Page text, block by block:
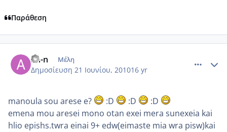
Παράθεση
an-n Μέλη
Δημοσίευση 21 Ιουνίου, 201016 yr
manoula sou arese e? :D :D
:D
emena mou aresei mono otan exei mera sunexeia kai
hlio epishs.twra einai 9+ edw(eimaste mia wra pisw)kai